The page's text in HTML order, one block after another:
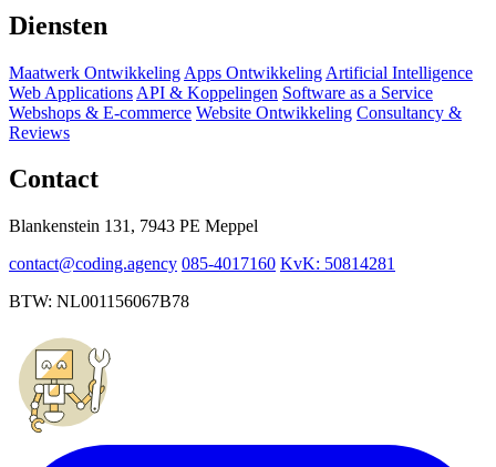
Diensten
Maatwerk Ontwikkeling Apps Ontwikkeling Artificial Intelligence
Web Applications API & Koppelingen Software as a Service
Webshops & E-commerce Website Ontwikkeling Consultancy &
Reviews
Contact
Blankenstein 131, 7943 PE Meppel
contact@coding.agency 085-4017160 KvK: 50814281
BTW: NL001156067B78